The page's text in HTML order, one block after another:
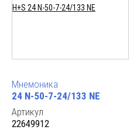
Мнемоника
24 N-50-7-24/133 NE
Артикул
22649912